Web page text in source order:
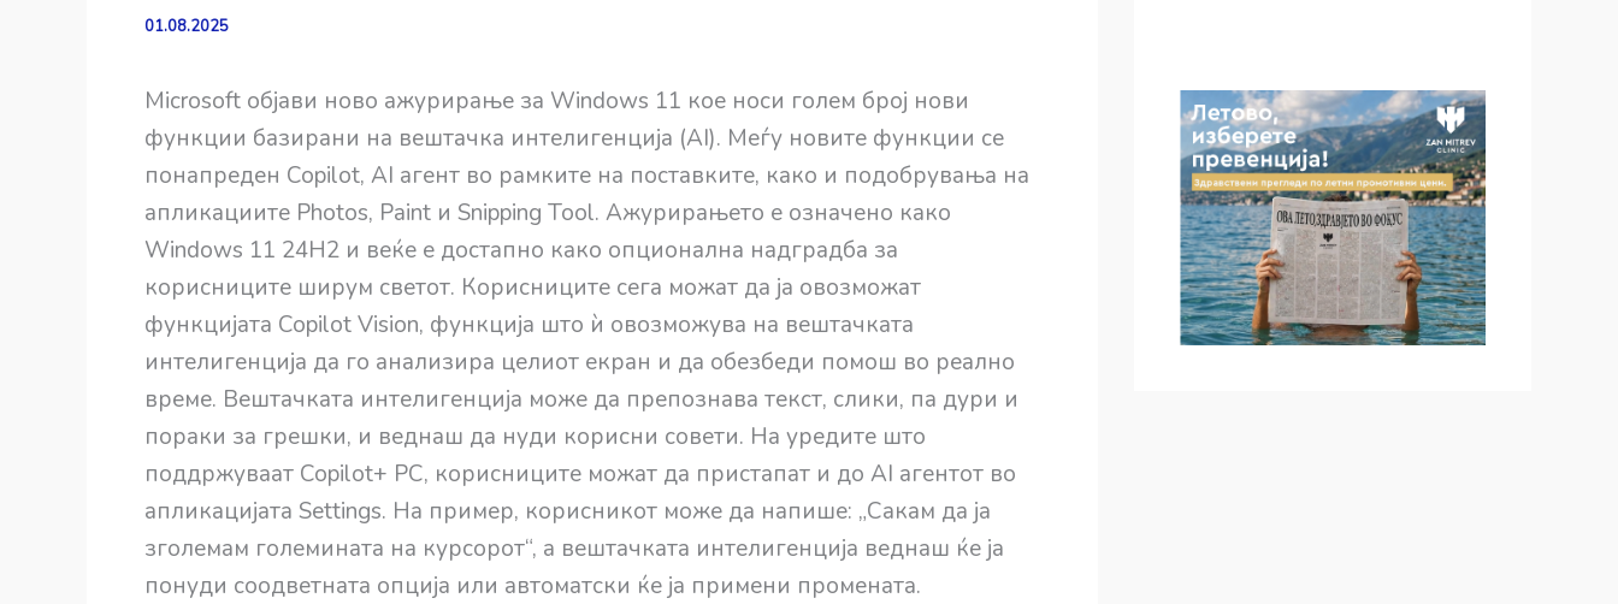
01.08.2025
Microsoft објави ново ажурирање за Windows 11 кое носи голем број нови
функции базирани на вештачка интелигенција (AI). Меѓу новите функции се
понапреден Copilot, AI агент во рамките на поставките, како и подобрувања на
апликациите Photos, Paint и Snipping Tool. Ажурирањето е означено како
Windows 11 24H2 и веќе е достапно како опционална надградба за
корисниците ширум светот. Корисниците сега можат да ја овозможат
функцијата Copilot Vision, функција што ѝ овозможува на вештачката
интелигенција да го анализира целиот екран и да обезбеди помош во реално
време. Вештачката интелигенција може да препознава текст, слики, па дури и
пораки за грешки, и веднаш да нуди корисни совети. На уредите што
поддржуваат Copilot+ PC, корисниците можат да пристапат и до AI агентот во
апликацијата Settings. На пример, корисникот може да напише: „Сакам да ја
зголемам големината на курсорот“, а вештачката интелигенција веднаш ќе ја
понуди соодветната опција или автоматски ќе ја примени промената.